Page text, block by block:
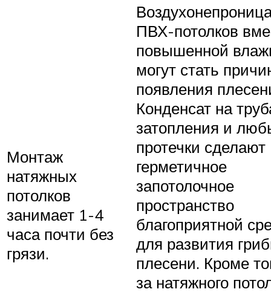
Монтаж
натяжных
потолков
занимает 1-4
часа почти без
грязи.
ПВХ-потолков
повышенной
могут стать
появления
Конденсат на
затопления и
протечки сделают
герметичное
запотолочное
пространство
благоприятной
для развития
плесени. Кроме
за натяжного